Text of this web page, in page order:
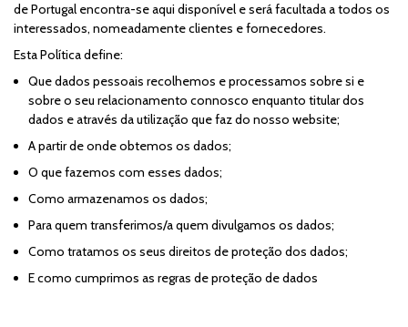
de Portugal encontra-se aqui disponível e será facultada a todos os
interessados, nomeadamente clientes e fornecedores.
Esta Política define:
Que dados pessoais recolhemos e processamos sobre si e
sobre o seu relacionamento connosco enquanto titular dos
dados e através da utilização que faz do nosso website;
A partir de onde obtemos os dados;
O que fazemos com esses dados;
Como armazenamos os dados;
Para quem transferimos/a quem divulgamos os dados;
Como tratamos os seus direitos de proteção dos dados;
E como cumprimos as regras de proteção de dados